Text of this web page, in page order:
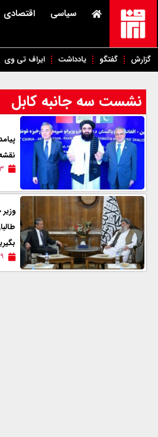
سیاسی اقتصادی
گزارش گفتگو یادداشت ایراف تی وی
نشست سه جانبه کابل
۳
۲۹